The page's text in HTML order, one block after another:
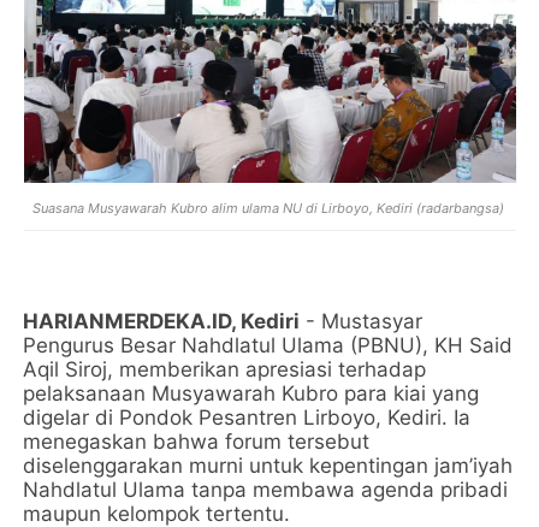
Suasana Musyawarah Kubro alim ulama NU di Lirboyo, Kediri (radarbangsa)
HARIANMERDEKA.ID, Kediri - Mustasyar
Pengurus Besar Nahdlatul Ulama (PBNU), KH Said
Aqil Siroj, memberikan apresiasi terhadap
pelaksanaan Musyawarah Kubro para kiai yang
digelar di Pondok Pesantren Lirboyo, Kediri. Ia
menegaskan bahwa forum tersebut
diselenggarakan murni untuk kepentingan jam’iyah
Nahdlatul Ulama tanpa membawa agenda pribadi
maupun kelompok tertentu.